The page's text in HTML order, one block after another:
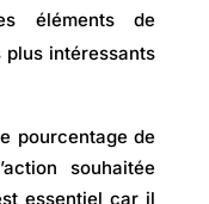
éléments de
plus intéressants
pourcentage de
souhaitée
essentiel car il